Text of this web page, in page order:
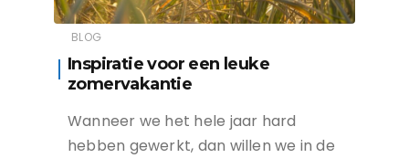
BLOG
Inspiratie voor een leuke
zomervakantie
Wanneer we het hele jaar hard
hebben gewerkt, dan willen we in de